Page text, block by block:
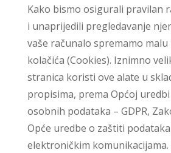
Kako bismo osigurali pravilan
i unaprijedili pregledavanje
vaše računalo spremamo
kolačića (Cookies). Iznimno
stranica koristi ove alate u
propisima, prema Općoj
osobnih podataka – GDPR,
Opće uredbe o zaštiti
elektroničkim